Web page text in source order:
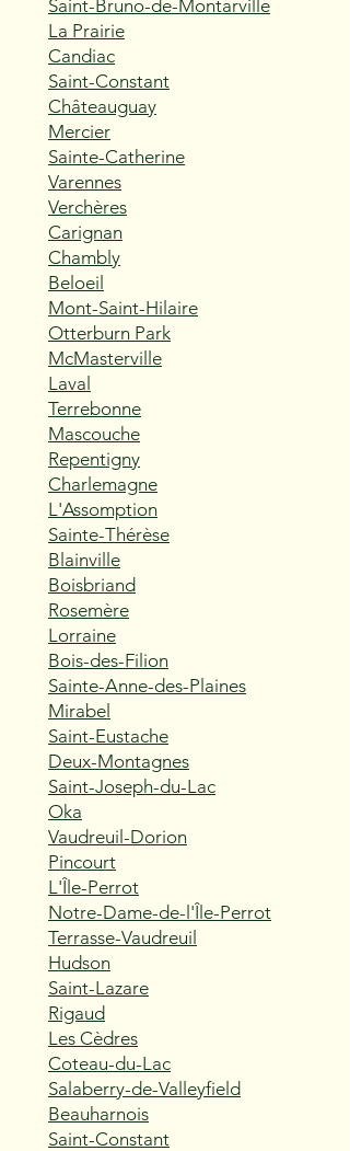
Saint-Bruno-de-Montarville
La Prairie
Candiac
Saint-Constant
Châteauguay
Mercier
Sainte-Catherine
Varennes
Verchères
Carignan
Chambly
Beloeil
Mont-Saint-Hilaire
Otterburn Park
McMasterville
Laval
Terrebonne
Mascouche
Repentigny
Charlemagne
L'Assomption
Sainte-Thérèse
Blainville
Boisbriand
Rosemère
Lorraine
Bois-des-Filion
Sainte-Anne-des-Plaines
Mirabel
Saint-Eustache
Deux-Montagnes
Saint-Joseph-du-Lac
Oka
Vaudreuil-Dorion
Pincourt
L'Île-Perrot
Notre-Dame-de-l'Île-Perrot
Terrasse-Vaudreuil
Hudson
Saint-Lazare
Rigaud
Les Cèdres
Coteau-du-Lac
Salaberry-de-Valleyfield
Beauharnois
Saint-Constant